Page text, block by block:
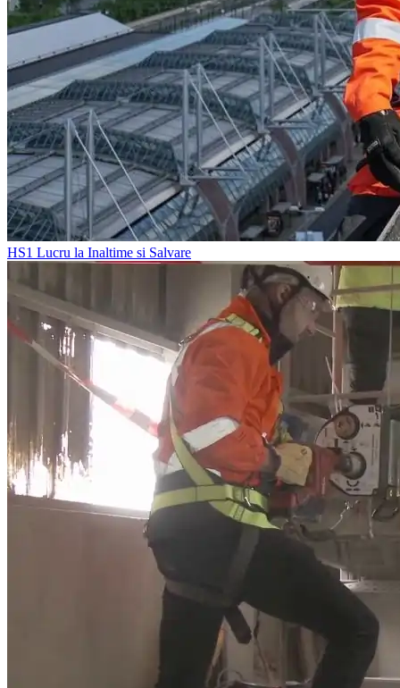
HS1 Lucru la Inaltime si Salvare